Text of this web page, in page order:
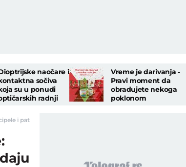
naočare i
sočiva
su u ponudi
radnji
Vreme je darivanja -
Pravi moment da
obradujete nekoga
poklonom
i patike izgledaju kao nove - Telegraf.rs